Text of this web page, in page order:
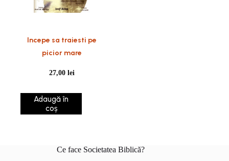
Incepe sa traiesti pe
picior mare
27,00lei
Adaugă în
coș
Ce face Societatea Biblică?